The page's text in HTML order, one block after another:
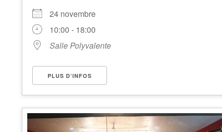
24 novembre
10:00 - 18:00
Salle Polyvalente
PLUS D’INFOS